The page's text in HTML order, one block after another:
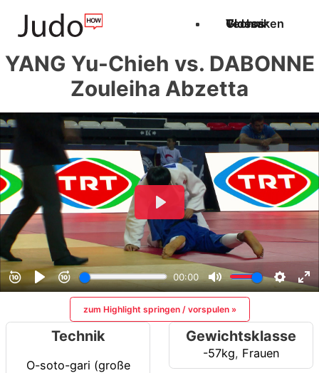
Techniken
Videos
Glossar
YANG Yu-Chieh vs. DABONNE
Zouleiha Abzetta
zum Highlight springen / vorspulen »
Technik
O-soto-gari (große
Gewichtsklasse
-57kg, Frauen